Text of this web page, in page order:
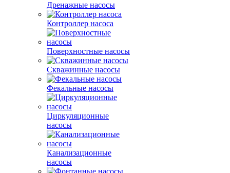
Дренажные насосы
Контроллер насоса
Поверхностные насосы
Скважинные насосы
Фекальные насосы
Циркуляционные
насосы
Канализационные
насосы